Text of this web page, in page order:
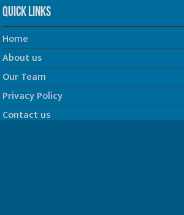
Quick Links
Home
About us
Our Team
Privacy Policy
Contact us